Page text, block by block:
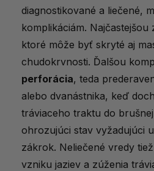
diagnostikované a liečené,
komplikáciám. Najčastejšou
ktoré môže byť skryté aj
chudokrvnosti. Ďalšou
perforácia, teda
alebo dvanástnika, keď
tráviaceho traktu do
ohrozujúci stav vyžadujúci
zákrok. Neliečené vredy
vzniku jaziev a zúženia